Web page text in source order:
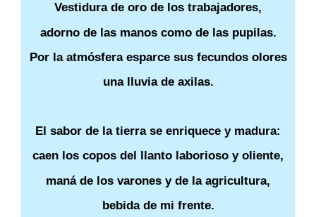
Vestidura de oro de los trabajadores,
adorno de las manos como de las pupilas.
Por la atmósfera esparce sus fecundos olores
una lluvia de axilas.
El sabor de la tierra se enriquece y madura:
caen los copos del llanto laborioso y oliente,
maná de los varones y de la agricultura,
bebida de mi frente.